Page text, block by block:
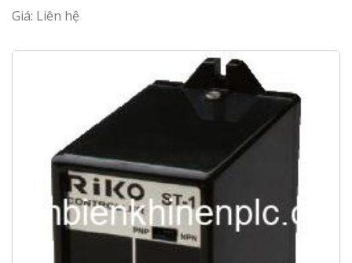
Giá: Liên hệ